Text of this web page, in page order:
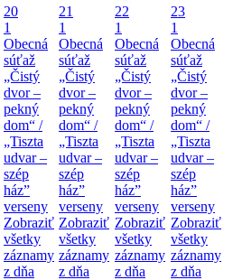
20
1
Obecná
súťaž
„Čistý
dvor –
pekný
dom“ /
„Tiszta
udvar –
szép
ház”
verseny
Zobraziť
všetky
záznamy
z dňa
21
1
Obecná
súťaž
„Čistý
dvor –
pekný
dom“ /
„Tiszta
udvar –
szép
ház”
verseny
Zobraziť
všetky
záznamy
z dňa
22
1
Obecná
súťaž
„Čistý
dvor –
pekný
dom“ /
„Tiszta
udvar –
szép
ház”
verseny
Zobraziť
všetky
záznamy
z dňa
23
1
Obecná
súťaž
„Čistý
dvor –
pekný
dom“ /
„Tiszta
udvar –
szép
ház”
verseny
Zobraziť
všetky
záznamy
z dňa